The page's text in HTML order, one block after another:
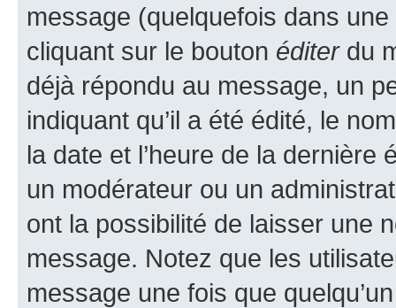
message (quelquefois dans
cliquant sur le bouton éditerdu
déjà répondu au message, un
indiquant qu’il a été édité, le
la date et l’heure de la dernière
un modérateur ou un
ont la possibilité de laisser une
message. Notez que les
message une fois que